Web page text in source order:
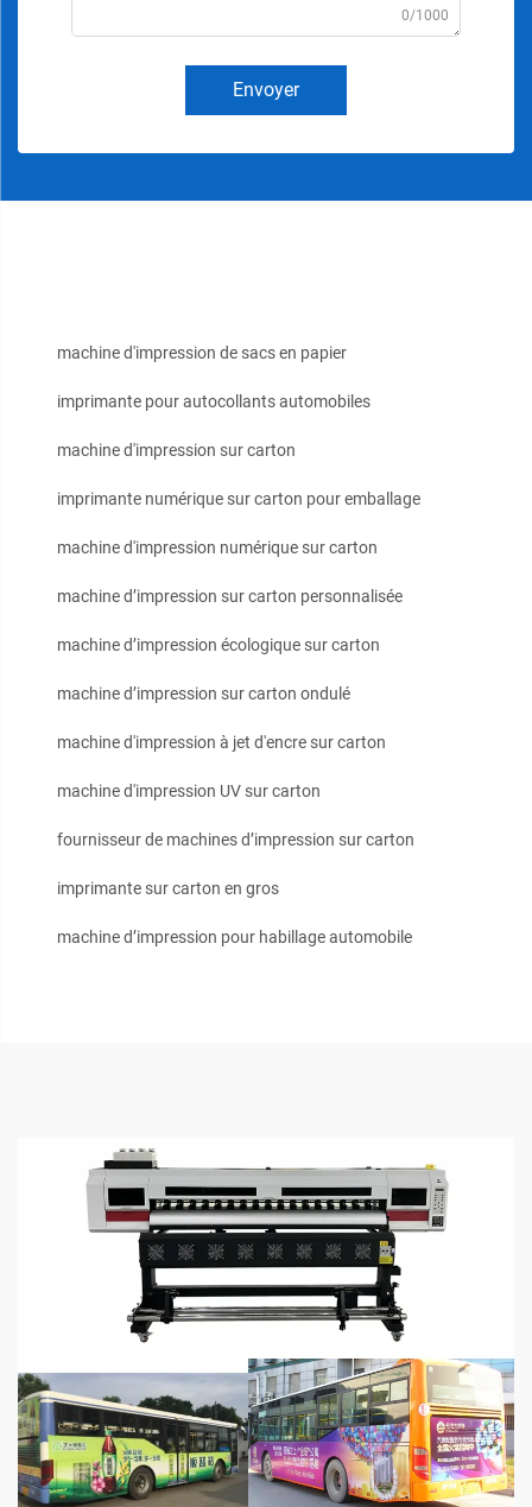
0/1000
Envoyer
machine d'impression de sacs en papier
imprimante pour autocollants automobiles
machine d'impression sur carton
imprimante numérique sur carton pour emballage
machine d'impression numérique sur carton
machine d’impression sur carton personnalisée
machine d’impression écologique sur carton
machine d’impression sur carton ondulé
machine d'impression à jet d'encre sur carton
machine d'impression UV sur carton
fournisseur de machines d’impression sur carton
imprimante sur carton en gros
machine d’impression pour habillage automobile